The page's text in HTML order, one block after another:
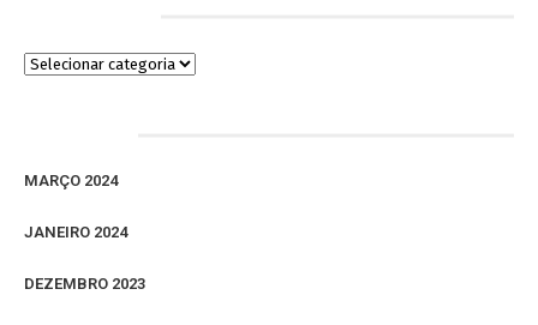
MARÇO 2024
JANEIRO 2024
DEZEMBRO 2023